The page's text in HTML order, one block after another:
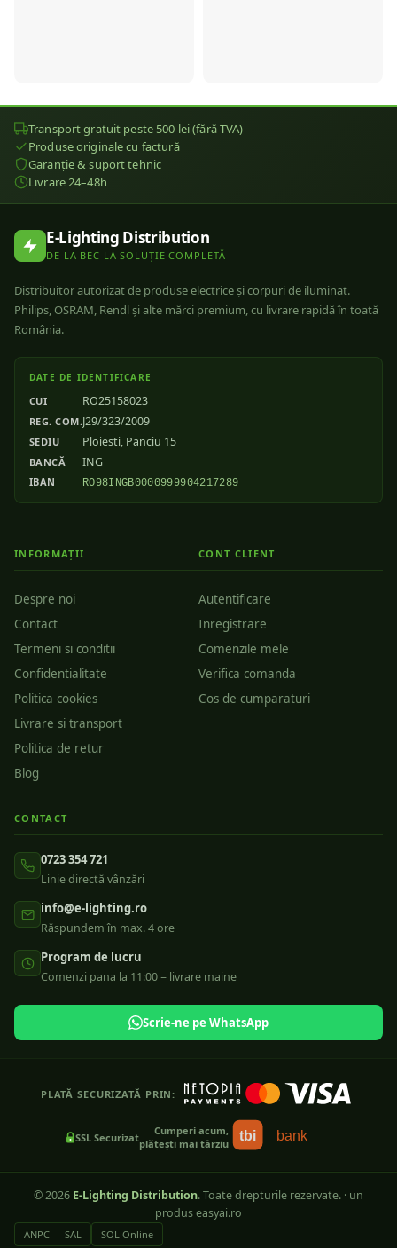
Transport gratuit peste 500 lei (fără TVA)
Produse originale cu factură
Garanție & suport tehnic
Livrare 24–48h
E-Lighting Distribution
DE LA BEC LA SOLUȚIE COMPLETĂ
Distribuitor autorizat de produse electrice și corpuri de iluminat.
Philips, OSRAM, Rendl și alte mărci premium, cu livrare rapidă în toată
România.
DATE DE IDENTIFICARE
CUI RO25158023
REG. COM.J29/323/2009
SEDIU Ploiesti, Panciu 15
BANCĂ ING
IBAN RO98INGB0000999904217289
INFORMAȚII
Despre noi
Contact
Termeni si conditii
Confidentialitate
Politica cookies
Livrare si transport
Politica de retur
Blog
CONT CLIENT
Autentificare
Inregistrare
Comenzile mele
Verifica comanda
Cos de cumparaturi
CONTACT
0723 354 721
Linie directă vânzări
info@e-lighting.ro
Răspundem în max. 4 ore
Program de lucru
Comenzi pana la 11:00 = livrare maine
Scrie-ne pe WhatsApp
PLATĂ SECURIZATĂ PRIN:
SSL Securizat
Cumperi acum,
plătești mai târziu
tbi bank
©2026 E-Lighting Distribution. Toate drepturile rezervate. · un
produs easyai.ro
ANPC — SAL SOL Online